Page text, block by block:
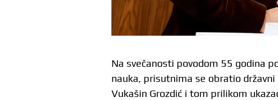
Na svečanosti povodom 55 godina
nauka, prisutnima se obratio
Vukašin Grozdić i tom prilikom